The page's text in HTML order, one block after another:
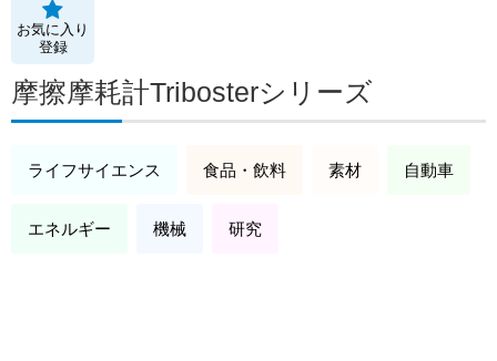
お気に入り
登録
摩擦摩耗計Tribosterシリーズ
ライフサイエンス 食品・飲料 素材 自動車
エネルギー 機械 研究